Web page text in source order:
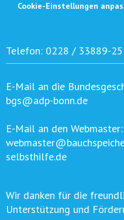
Cookie-Einstellungen
Telefon: 0228 / 33889-
E-Mail an die
bgs@adp-bonn.de
E-Mail an den Webmaster:
selbsthilfe.de
Wir danken für die
Unterstützung und